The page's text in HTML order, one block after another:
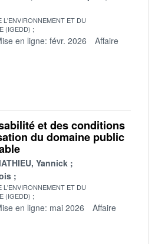
L'ENVIRONNEMENT ET DU
(IGEDD)
en ligne: févr. 2026
Affaire
et des conditions
du domaine public
Yannick
L'ENVIRONNEMENT ET DU
(IGEDD)
en ligne: mai 2026
Affaire